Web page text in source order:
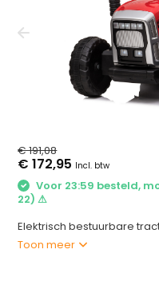
€ 191,08
€ 172,95 Incl. btw
Voor 23:59 besteld,
22) ⚠
Elektrisch bestuurbare
Toon meer